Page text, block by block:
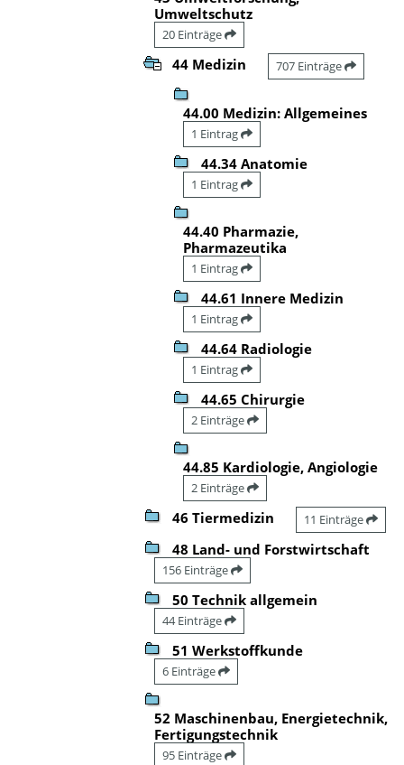
Umweltschutz
20 Einträge
44 Medizin 707 Einträge
44.00 Medizin: Allgemeines
1 Eintrag
44.34 Anatomie
1 Eintrag
44.40 Pharmazie,
Pharmazeutika
1 Eintrag
44.61 Innere Medizin
1 Eintrag
44.64 Radiologie
1 Eintrag
44.65 Chirurgie
2 Einträge
44.85 Kardiologie, Angiologie
2 Einträge
46 Tiermedizin 11 Einträge
48 Land- und Forstwirtschaft
156 Einträge
50 Technik allgemein
44 Einträge
51 Werkstoffkunde
6 Einträge
52 Maschinenbau, Energietechnik,
Fertigungstechnik
95 Einträge